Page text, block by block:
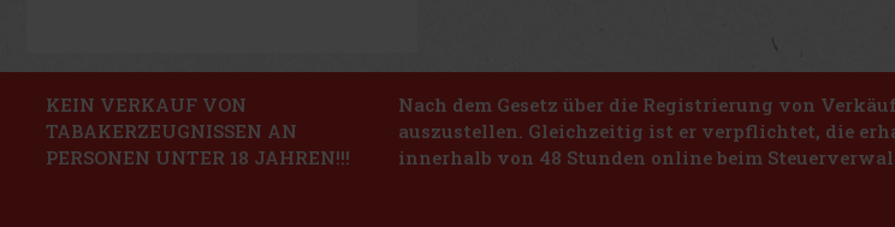
KEIN VERKAUF VON
TABAKERZEUGNISSEN AN
PERSONEN UNTER 18 JAHREN!!!
Nach dem Gesetz über die Registrierung von
auszustellen. Gleichzeitig ist er verpflichtet, die
innerhalb von 48 Stunden online beim